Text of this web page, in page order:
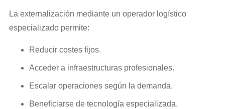
La externalización mediante un operador logístico
especializado permite:
Reducir costes fijos.
Acceder a infraestructuras profesionales.
Escalar operaciones según la demanda.
Beneficiarse de tecnología especializada.